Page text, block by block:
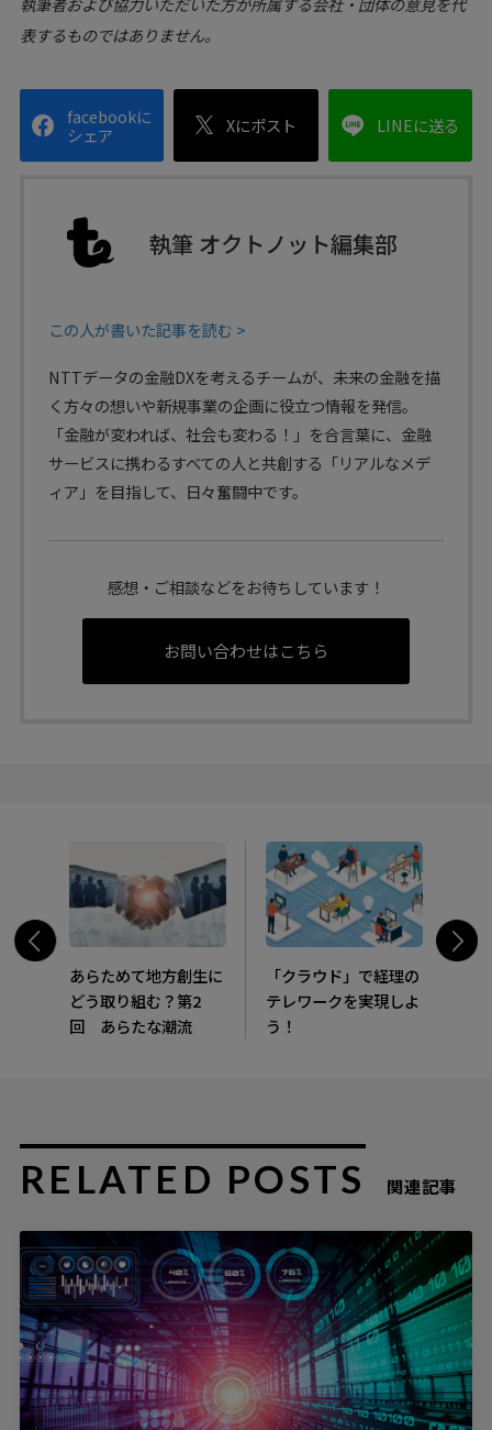
ラである金融業界は、デジタルを武器にいかに変化
すべきか。『銀行はこれからどうなるのか』の著者
で、テクノロジーアナリストの泉田良輔氏とNTTデ
執筆者および協力いただいた方が所属する会社・団体の意見を代
表するものではありません。
facebookに
シェア
Xにポスト LINEに送る
執筆 オクトノット編集部
この人が書いた記事を読む >
NTTデータの金融DXを考えるチームが、未来の金融を描
く方々の想いや新規事業の企画に役立つ情報を発信。
「金融が変われば、社会も変わる！」を合言葉に、金融
サービスに携わるすべての人と共創する「リアルなメデ
ィア」を目指して、日々奮闘中です。
感想・ご相談などをお待ちしています！
お問い合わせはこちら
あらためて地方創生に
どう取り組む？第2
回 あらたな潮流
「クラウド」で経理の
テレワークを実現しよ
う！
RELATED POSTS 関連記事